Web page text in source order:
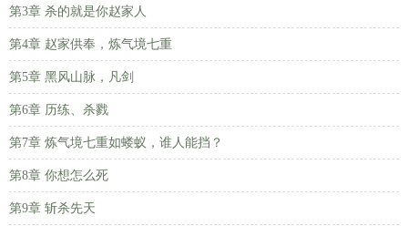
第3章 杀的就是你赵家人
第4章 赵家供奉，炼气境七重
第5章 黑风山脉，凡剑
第6章 历练、杀戮
第7章 炼气境七重如蝼蚁，谁人能挡？
第8章 你想怎么死
第9章 斩杀先天